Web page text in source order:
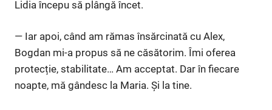
Lidia începu să plângă încet.
— Iar apoi, când am rămas însărcinată cu Alex,
Bogdan mi-a propus să ne căsătorim. Îmi oferea
protecție, stabilitate… Am acceptat. Dar în fiecare
noapte, mă gândesc la Maria. Și la tine.